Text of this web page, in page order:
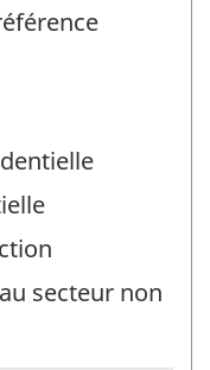
secteur non